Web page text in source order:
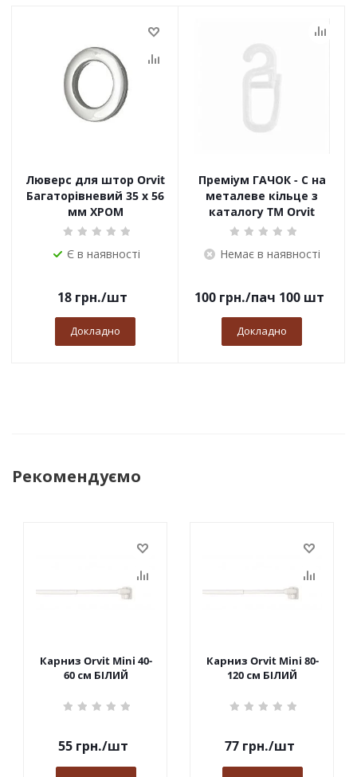
Люверс для штор Orvit
Багаторівневий 35 х 56
мм ХРОМ
Є в наявності
18 грн./шт
Докладно
Преміум ГАЧОК - С на
металеве кільце з
каталогу TM Orvit
Немає в наявності
100грн./пач 100 шт
Докладно
Рекомендуємо
Карниз Orvit Mini 40-
60 см БІЛИЙ
55грн./шт
Карниз Orvit Mini 80-
120 см БІЛИЙ
77грн./шт